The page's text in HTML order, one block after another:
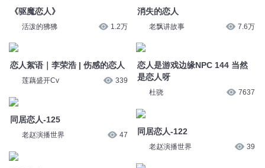
《驱魔恋人》
活泼的狒狒 1.2万
恋人絮语｜李荣浩 | 伤感的恋人
莲藕盛开Cv 339
同居恋人-125
老赵演播世界 47
消失的恋人
老飘讲故事 7.6万
恋人是游戏边缘NPC 144 当然
是恋人呀
杜骁 7637
同居恋人-122
老赵演播世界 39